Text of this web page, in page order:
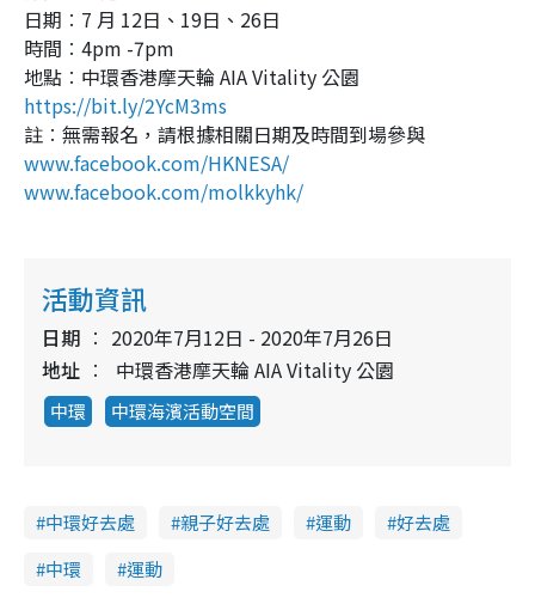
日期︰7 月 12日、19日、26日
時間︰4pm -7pm
地點︰中環香港摩天輪 AIA Vitality 公園
https://bit.ly/2YcM3ms
註︰無需報名，請根據相關日期及時間到場參與
www.facebook.com/HKNESA/
www.facebook.com/molkkyhk/
活動資訊
日期
2020年7月12日 - 2020年7月26日
地址
中環香港摩天輪 AIA Vitality 公園
中環 中環海濱活動空間
中環好去處 親子好去處 運動
好去處
中環
運動